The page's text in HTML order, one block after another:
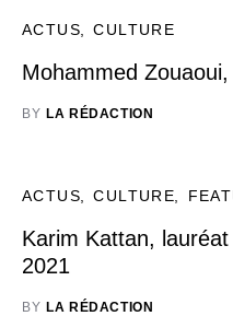
ACTUS CULTURE
Mohammed
BY LA RÉDACTION
ACTUS CULTURE
Karim Kattan,
2021
BY LA RÉDACTION